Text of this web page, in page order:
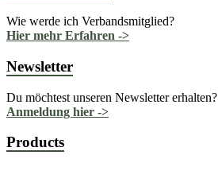
Wie werde ich Verbandsmitglied?
Hier mehr Erfahren ->
Newsletter
Du möchtest unseren Newsletter erhalten?
Anmeldung hier ->
Products